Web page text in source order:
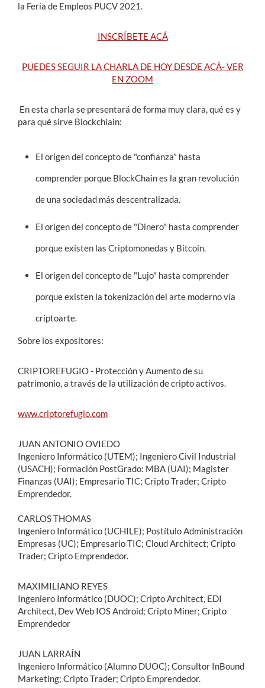
la Feria de Empleos PUCV 2021.
INSCRÍBETE ACÁ
PUEDES SEGUIR LA CHARLA DE HOY DESDE ACÁ- VER
EN ZOOM
En esta charla se presentará de forma muy clara, qué es y
para qué sirve Blockchiain:
El origen del concepto de "confianza" hasta
comprender porque BlockChain es la gran revolución
de una sociedad más descentralizada.
El origen del concepto de "Dinero" hasta comprender
porque existen las Criptomonedas y Bitcoin.
El origen del concepto de "Lujo" hasta comprender
porque existen la tokenización del arte moderno vía
criptoarte.
Sobre los expositores:
CRIPTOREFUGIO - Protección y Aumento de su
patrimonio, a través de la utilización de cripto activos.
www.criptorefugio.com
JUAN ANTONIO OVIEDO
Ingeniero Informático (UTEM); Ingeniero Civil Industrial
(USACH); Formación PostGrado: MBA (UAI); Magister
Finanzas (UAI); Empresario TIC; Cripto Trader; Cripto
Emprendedor.
CARLOS THOMAS
Ingeniero Informático (UCHILE); Postítulo Administración
Empresas (UC); Empresario TIC; Cloud Architect; Cripto
Trader; Cripto Emprendedor.
MAXIMILIANO REYES
Ingeniero Informático (DUOC); Cripto Architect, EDI
Architect, Dev Web IOS Android; Cripto Miner; Cripto
Emprendedor
JUAN LARRAÍN
Ingeniero Informático (Alumno DUOC); Consultor InBound
Marketing; Cripto Trader; Cripto Emprendedor.